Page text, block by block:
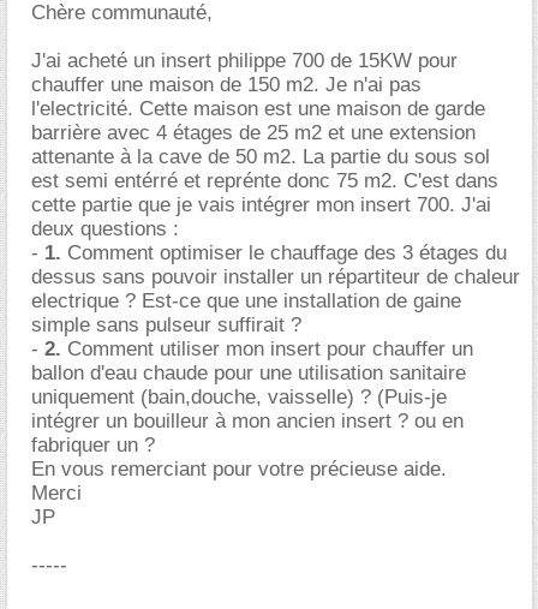
Chère communauté,
J'ai acheté un insert philippe 700 de 15KW pour
chauffer une maison de 150 m2. Je n'ai pas
l'electricité. Cette maison est une maison de garde
barrière avec 4 étages de 25 m2 et une extension
attenante à la cave de 50 m2. La partie du sous sol
est semi entérré et reprénte donc 75 m2. C'est dans
cette partie que je vais intégrer mon insert 700. J'ai
deux questions :
- 1. Comment optimiser le chauffage des 3 étages du
dessus sans pouvoir installer un répartiteur de chaleur
electrique ? Est-ce que une installation de gaine
simple sans pulseur suffirait ?
- 2. Comment utiliser mon insert pour chauffer un
ballon d'eau chaude pour une utilisation sanitaire
uniquement (bain,douche, vaisselle) ? (Puis-je
intégrer un bouilleur à mon ancien insert ? ou en
fabriquer un ?
En vous remerciant pour votre précieuse aide.
Merci
JP
-----